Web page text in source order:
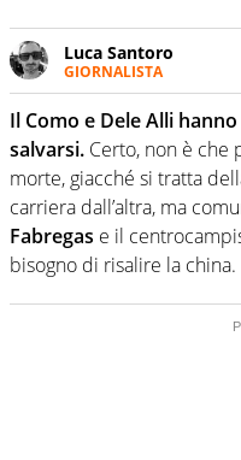
Luca Santoro
GIORNALISTA
Esperto di
di tutto ciò che sia
meglio di sé quando
quattro ruote
Il Como e Dele Alli
salvarsi. Certo, non è che
morte, giacché si tratta
carriera dall’altra, ma
Fabregas e il
bisogno di risalire la china.